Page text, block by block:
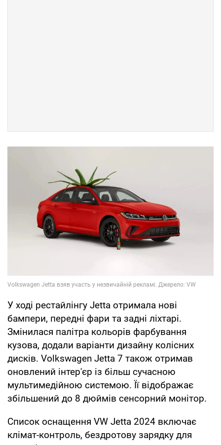
У ході рестайлінгу Jetta отримала нові
бампери, передні фари та задні ліхтарі.
Змінилася палітра кольорів фарбування
кузова, додали варіанти дизайну колісних
дисків. Volkswagen Jetta 7 також отримав
оновлений інтер'єр із більш сучасною
мультимедійною системою. Її відображає
збільшений до 8 дюймів сенсорний монітор.
Список оснащення VW Jetta 2024 включає
клімат-контроль, бездротову зарядку для